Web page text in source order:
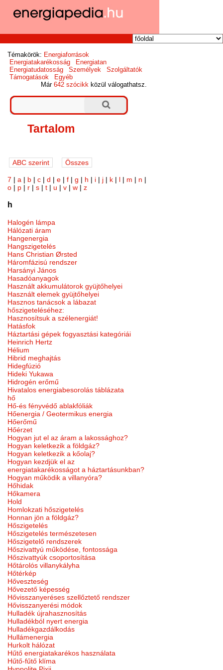
Témakörök: Energiaforrások
Energiatakarékosság
Energiatan
Energiatudatosság
Személyek
Szolgáltatók
Támogatások
Egyéb
Már642 szócikk közül válogathatsz.
Tartalom
7 |a | b |c |d |e |f |g | h | i | j | k | l | m | n |
o | p | r |s |t |u |v |w |z
h
Halogén lámpa
Hálózati áram
Hangenergia
Hangszigetelés
Hans Christian Ørsted
Háromfázisú rendszer
Harsányi János
Hasadóanyagok
Használt akkumulátorok gyüjtőhelyei
Használt elemek gyüjtőhelyei
Hasznos tanácsok a lábazat
hőszigeteléséhez:
Hasznosítsuk a szélenergiát!
Hatásfok
Háztartási gépek fogyasztási kategóriái
Heinrich Hertz
Hélium
Hibrid meghajtás
Hidegfúzió
Hideki Yukawa
Hidrogén erőmű
Hivatalos energiabesorolás táblázata
hő
Hő-és fényvédő ablakfóliák
Hőenergia / Geotermikus energia
Hőerőmű
Hőérzet
Hogyan jut el az áram a lakossághoz?
Hogyan keletkezik a földgáz?
Hogyan keletkezik a kőolaj?
Hogyan kezdjük el az
energiatakarékosságot a háztartásunkban?
Hogyan működik a villanyóra?
Hőhidak
Hőkamera
Hold
Homlokzati hőszigetelés
Honnan jön a földgáz?
Hőszigetelés
Hőszigetelés természetesen
Hőszigetelő rendszerek
Hőszivattyú működése, fontossága
Hőszivattyúk csoportosítása
Hőtárolós villanykályha
Hőtérkép
Hőveszteség
Hővezető képesség
Hővisszanyeréses szellőztető rendszer
Hővisszanyerési módok
Hulladék újrahasznosítás
Hulladékból nyert energia
Hulladékgazdálkodás
Hullámenergia
Hurkolt hálózat
Hűtő energiatakarékos használata
Hűtő-fűtő klíma